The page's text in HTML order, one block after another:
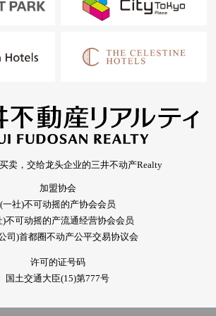
卖，交给龙头企业的三井不动产Realty
加盟协会
(一社)不可动摇的产协会会员
)不可动摇的产流通经营协会会员
司)首都圈不动产公平交易协议会
许可的证号码
国土交通大臣(15)第777号